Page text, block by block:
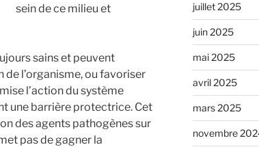
sein de ce milieu et
sains et peuvent
l’organisme, ou favoriser
l’action du système
une barrière protectrice. Cet
des agents pathogènes sur
pas de gagner la
juillet 2025
juin 2025
mai 2025
avril 2025
mars 2025
novembre